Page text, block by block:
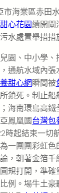
海棠區赤田
甜心花園續開閘
水處置舉措措
、中小學、
通航水域內張
甜心網 瞬間被
鎖死。制止船
海南環島高鐵
鳳凰國台灣包
時起結束一切
一團團彩虹色
論，朝著金箔千
圓規打開，準
例。場牛土豪